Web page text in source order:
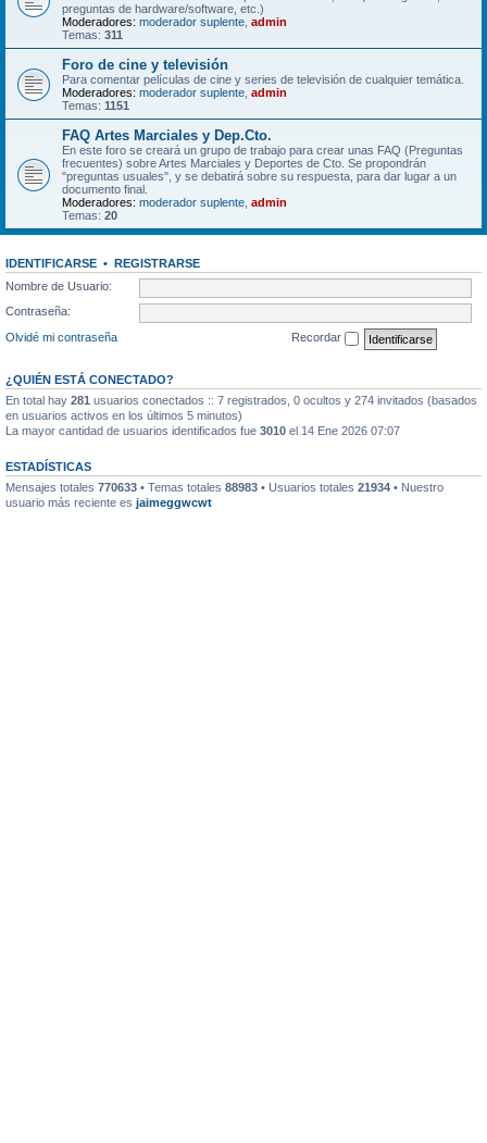
preguntas de hardware/software, etc.)
Moderadores: moderador suplente admin
Temas: 311
Foro de cine y televisión
Para comentar películas de cine y series de televisión de cualquier temática.
Moderadores: moderador suplente admin
Temas: 1151
FAQ Artes Marciales y Dep.Cto.
En este foro se creará un grupo de trabajo para crear unas FAQ (Preguntas
frecuentes) sobre Artes Marciales y Deportes de Cto. Se propondrán
"preguntas usuales", y se debatirá sobre su respuesta, para dar lugar a un
documento final.
Moderadores: moderador suplente admin
Temas: 20
IDENTIFICARSE • REGISTRARSE
Nombre de Usuario:
Contraseña:
Olvidé mi contraseña
Recordar
¿QUIÉN ESTÁ CONECTADO?
En total hay 281 usuarios conectados :: 7 registrados, 0 ocultos y 274 invitados (basados
en usuarios activos en los últimos 5 minutos)
La mayor cantidad de usuarios identificados fue 3010 el 14 Ene 2026 07:07
ESTADÍSTICAS
Mensajes totales 770633 • Temas totales 88983 • Usuarios totales 21934 • Nuestro
usuario más reciente es jaimeggwcwt